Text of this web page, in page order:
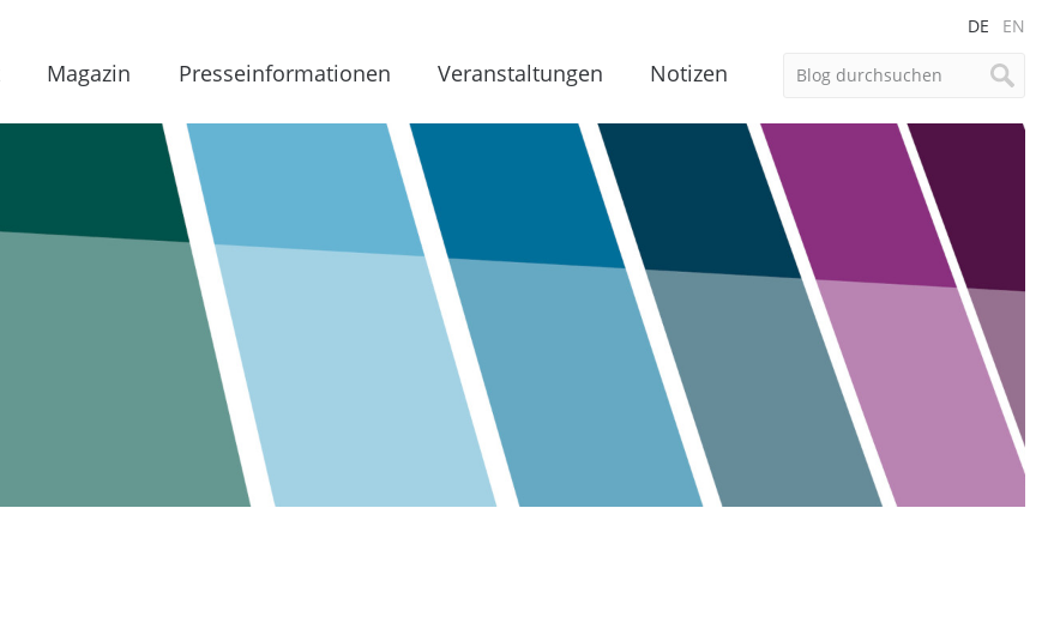
DE EN
Magazin Presseinformationen Veranstaltungen Notizen